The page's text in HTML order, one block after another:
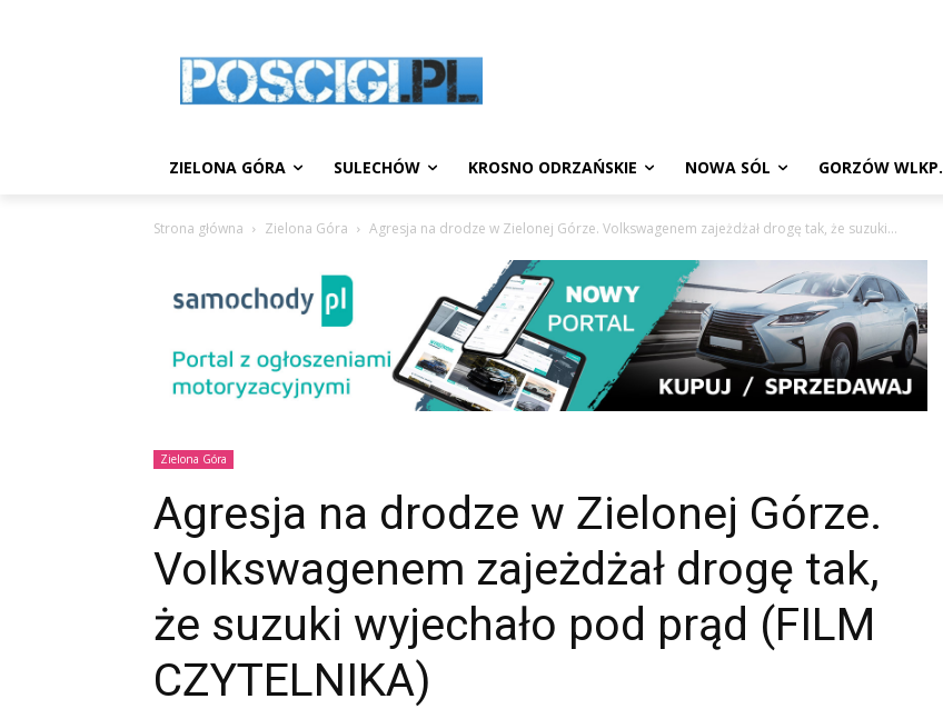
ZIELONA GÓRA SULECHÓW KROSNO ODRZAŃSKIE NOWA SÓL GORZÓW WLKP.
Strona główna Zielona Góra Agresja na drodze w Zielonej Górze. Volkswagenem zajeżdżał drogę tak, że suzuki...
Zielona Góra
Agresja na drodze w Zielonej Górze.
Volkswagenem zajeżdżał drogę tak,
że suzuki wyjechało pod prąd (FILM
CZYTELNIKA)